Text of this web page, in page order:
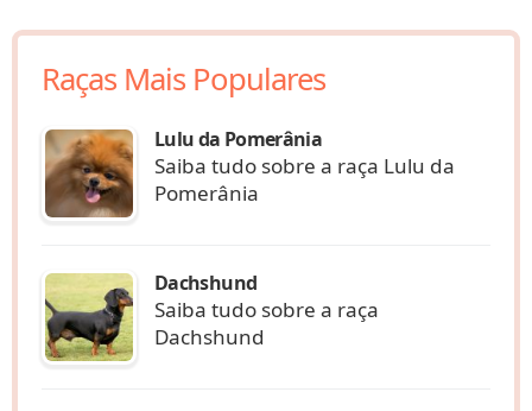
Raças Mais Populares
Lulu da Pomerânia
Saiba tudo sobre a raça Lulu da
Pomerânia
Dachshund
Saiba tudo sobre a raça
Dachshund